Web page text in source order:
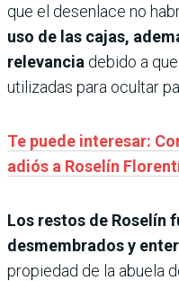
que el desenlace no
uso de las cajas,
relevancia debido a
utilizadas para ocultar
Te puede interesar:
adiós a Roselín
Los restos de Roselín
desmembrados y
propiedad de la abuela